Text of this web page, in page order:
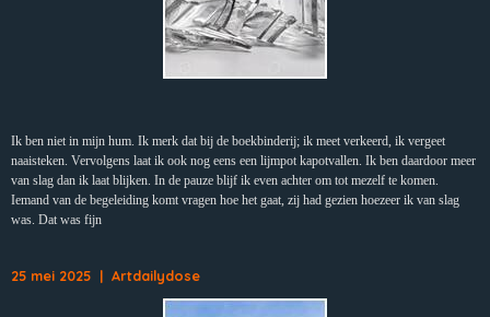
Ik ben niet in mijn hum. Ik merk dat bij de boekbinderij; ik meet verkeerd, ik vergeet
naaisteken. Vervolgens laat ik ook nog eens een lijmpot kapotvallen. Ik ben daardoor meer
van slag dan ik laat blijken. In de pauze blijf ik even achter om tot mezelf te komen.
Iemand van de begeleiding komt vragen hoe het gaat, zij had gezien hoezeer ik van slag
was. Dat was fijn
25 mei 2025 | Artdailydose